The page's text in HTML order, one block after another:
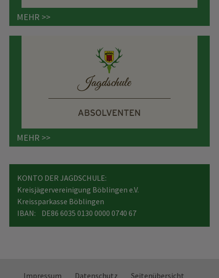
MEHR >>
MEHR >>
KONTO DER JAGDSCHULE:
Kreisjägervereinigung Böblingen e.V.
Kreissparkasse Böblingen
IBAN: DE86 6035 0130 0000 0740 67
Impressum Datenschutz Seitenübersicht